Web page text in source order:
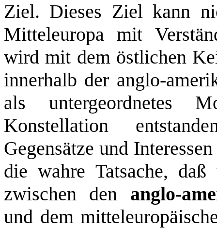
Ziel. Dieses Ziel kann
Mitteleuropa mit
wird mit dem östlichen
innerhalb der anglo-
als untergeordnetes
Konstellation
Gegensätze und
die wahre Tatsache,
zwischen den anglo-
und dem